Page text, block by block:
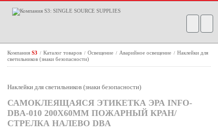
Компания S3 / Каталог товаров / Освещение / Аварийное освещение / Наклейки для
светильников (знаки безопасности)
Наклейки для светильников (знаки безопасности)
САМОКЛЕЯЩАЯСЯ ЭТИКЕТКА ЭРА INFO-
DBA-010 200Х60ММ ПОЖАРНЫЙ КРАН/
СТРЕЛКА НАЛЕВО DBA